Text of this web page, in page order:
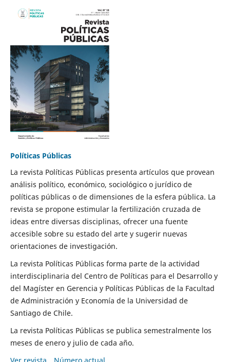
Políticas Públicas
La revista Políticas Públicas presenta artículos que provean
análisis político, económico, sociológico o jurídico de
políticas públicas o de dimensiones de la esfera pública. La
revista se propone estimular la fertilización cruzada de
ideas entre diversas disciplinas, ofrecer una fuente
accesible sobre su estado del arte y sugerir nuevas
orientaciones de investigación.
La revista Políticas Públicas forma parte de la actividad
interdisciplinaria del Centro de Políticas para el Desarrollo y
del Magíster en Gerencia y Políticas Públicas de la Facultad
de Administración y Economía de la Universidad de
Santiago de Chile.
La revista Políticas Públicas se publica semestralmente los
meses de enero y julio de cada año.
Ver revista
Número actual